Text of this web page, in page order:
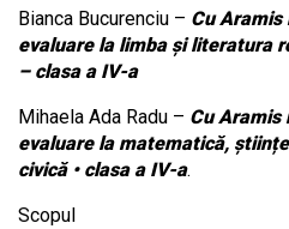
Bianca Bucurenciu – Cu Aramis
evaluare la limba și literatura
– clasa a IV-a
Mihaela Ada Radu – Cu Aramis
evaluare la matematică,
civică • clasa a IV-a.
Scopul